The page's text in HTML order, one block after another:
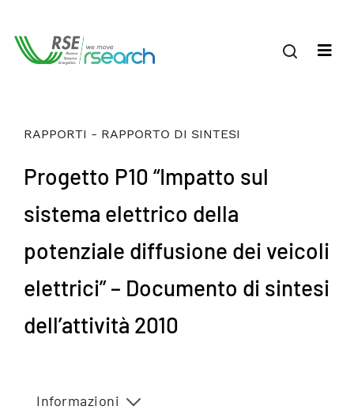
RAPPORTI - RAPPORTO DI SINTESI
Progetto P10 “Impatto sul
sistema elettrico della
potenziale diffusione dei veicoli
elettrici” – Documento di sintesi
dell’attività 2010
Informazioni